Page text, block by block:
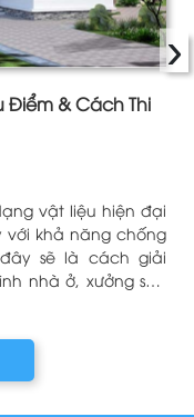
Điểm & Cách Thi
vật liệu hiện đại
khả năng chống
sẽ là cách giải
nhà ở, xưởng sản
›